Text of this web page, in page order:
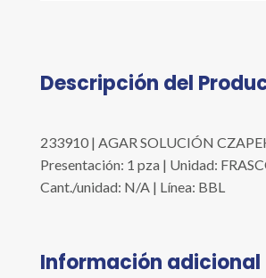
Descripción del
233910 | AGAR SOLUCIÓN
Presentación: 1 pza | Unidad:
Cant./unidad: N/A | Línea: BBL
Información adicional